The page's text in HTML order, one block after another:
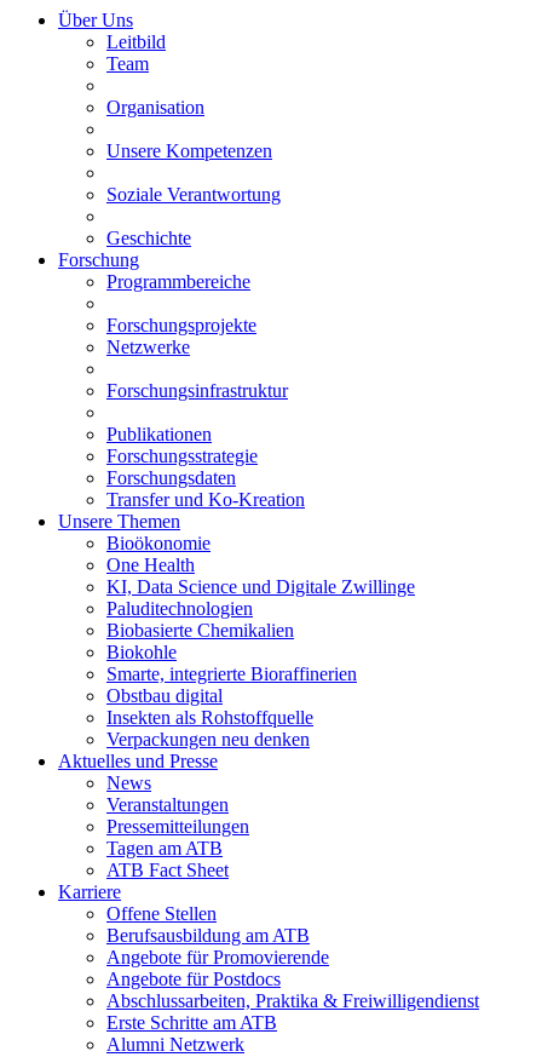
Über Uns
Leitbild
Team
Organisation
Unsere Kompetenzen
Soziale Verantwortung
Geschichte
Forschung
Programmbereiche
Forschungsprojekte
Netzwerke
Forschungsinfrastruktur
Publikationen
Forschungsstrategie
Forschungsdaten
Transfer und Ko-Kreation
Unsere Themen
Bioökonomie
One Health
KI, Data Science und Digitale Zwillinge
Paluditechnologien
Biobasierte Chemikalien
Biokohle
Smarte, integrierte Bioraffinerien
Obstbau digital
Insekten als Rohstoffquelle
Verpackungen neu denken
Aktuelles und Presse
News
Veranstaltungen
Pressemitteilungen
Tagen am ATB
ATB Fact Sheet
Karriere
Offene Stellen
Berufsausbildung am ATB
Angebote für Promovierende
Angebote für Postdocs
Abschlussarbeiten, Praktika & Freiwilligendienst
Erste Schritte am ATB
Alumni Netzwerk